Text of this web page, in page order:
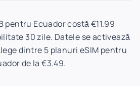
pentru Ecuador costă €11.99
30 zile. Datele se activează
dintre 5 planuri eSIM pentru
de la €3.49.